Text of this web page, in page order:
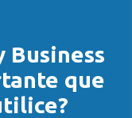
Business
que